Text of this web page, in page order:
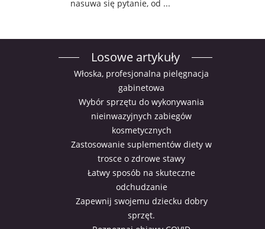
nasuwa się pytanie, od ...
Losowe artykuły
Włoska, profesjonalna pielęgnacja
gabinetowa
Wybór sprzętu do wykonywania
nieinwazyjnych zabiegów
kosmetycznych
Zastosowanie suplementów diety w
trosce o zdrowe stawy
Łatwy sposób na skuteczne
odchudzanie
Zapewnij swojemu dziecku dobry
sprzęt.